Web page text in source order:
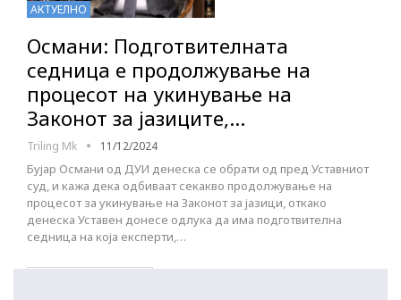
АКТУЕЛНО
Османи: Подготвителната
седница е продолжување на
процесот на укинување на
Законот за јазиците,…
Triling Mk 11/12/2024
Бујар Османи од ДУИ денеска се обрати од пред Уставниот
суд, и кажа дека одбиваат секакво продолжување на
процесот за укинување на Законот за јазици, откако
денеска Уставен донесе одлука да има подготвителна
седница на која експерти,…